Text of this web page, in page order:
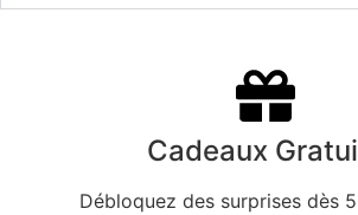
Cadeaux
Débloquez des surprises dès